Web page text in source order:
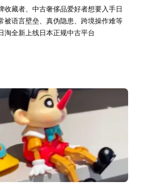
收藏者、中古奢侈品爱好者想要入手日
被语言壁垒、真伪隐患、跨境操作难等
淘全新上线日本正规中古平台